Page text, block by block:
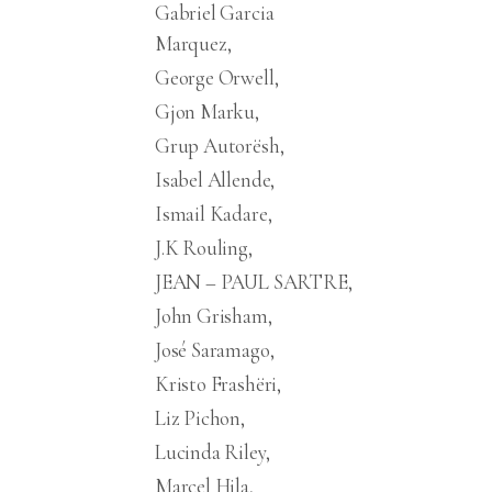
Gabriel Garcia
Marquez
George Orwell
Gjon Marku
Grup Autorësh
Isabel Allende
Ismail Kadare
J.K Rouling
JEAN – PAUL SARTRE
John Grisham
José Saramago
Kristo Frashëri
Liz Pichon
Lucinda Riley
Marcel Hila